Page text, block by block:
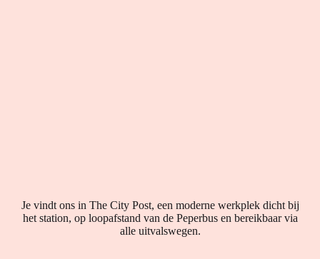
Je vindt ons in The City Post, een moderne werkplek dicht bij
het station, op loopafstand van de Peperbus en bereikbaar via
alle uitvalswegen.